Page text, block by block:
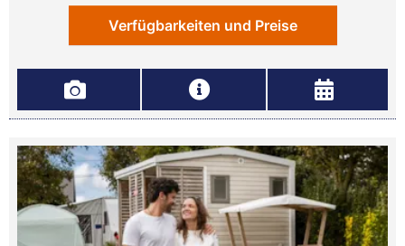
Verfügbarkeiten und Preise